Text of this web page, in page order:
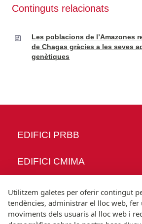
Continguts relacionats
Les poblacions de l’Amazones
de Chagas gràcies a les seves
genètiques
EDIFICI PRBB
EDIFICI CMIMA
SEGUEIX-NOS
Utilitzem galetes per oferir contingut
tendències, administrar el lloc web,
moviments dels usuaris al lloc web i